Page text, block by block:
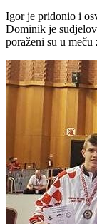
Igor je pridonio i
Dominik je
poraženi su u